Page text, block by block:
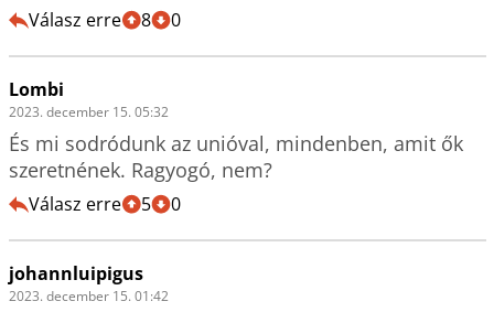
Válasz erre 8 0
Lombi
2023. december 15. 05:32
És mi sodródunk az unióval, mindenben, amit ők
szeretnének. Ragyogó, nem?
Válasz erre 5 0
johannluipigus
2023. december 15. 01:42